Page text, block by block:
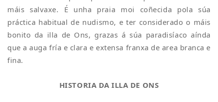
máis salvaxe. É unha praia moi coñecida pola súa
práctica habitual de nudismo, e ter considerado o máis
bonito da illa de Ons, grazas á súa paradisíaco aínda
que a auga fría e clara e extensa franxa de area branca e
fina.
HISTORIA DA ILLA DE ONS